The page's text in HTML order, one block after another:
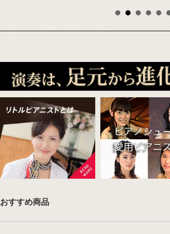
おすすめ商品